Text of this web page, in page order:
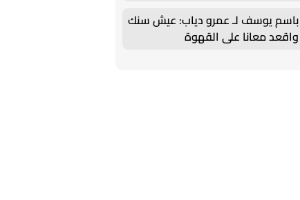
باسم يوسف لـ عمرو دياب: عيش سنك
واقعد معانا على القهوة